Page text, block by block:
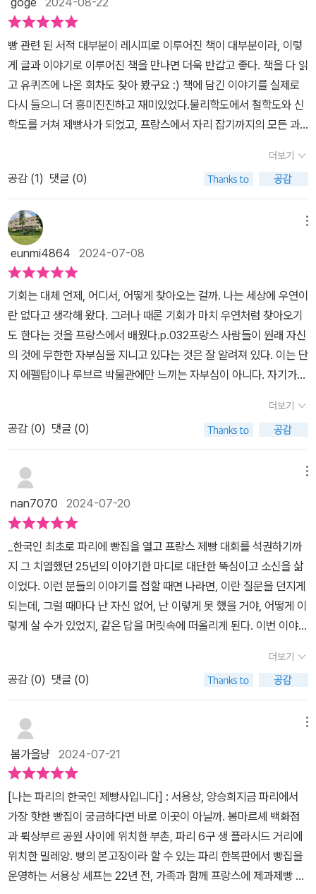
프랑스 제빵 제과의 변두리가 아니라 중심에 선 '밀레앙'을 만들어낸
부부의 이야기를 만날 수 있는 매력적인 책이다. TV예능프로〈유 퀴
즈 온 더 블럭〉에서 들려주지 못했던 그들의 이야기를 만날 수 있는
향긋한 플랑을 담고 있는 《나는 파리의 한국인 제빵사입니다》를 만나
보길 바란다. '남해의봄날로부터 도서를 제공받았습니다.'
장에 써있다. 빵을 나누고 싶다는 마음이었다. 나도 생각했던 그 나눔
의 마음이다. 사람은 나눔으로써 자신을 증명하는 것이 아닐까.
빵 관련 된 서적 대부분이 레시피로 이루어진 책이 대부분이라, 이렇
게 글과 이야기로 이루어진 책을 만나면 더욱 반갑고 좋다. 책을 다 읽
고 유퀴즈에 나온 회차도 찾아 봤구요 :) 책에 담긴 이야기를 실제로
다시 들으니 더 흥미진진하고 재미있었다.물리학도에서 철학도와 신
학도를 거쳐 제빵사가 되었고, 프랑스에서 자리 잡기까지의 모든 과
용상 불랑제. 파리 전통 바게트 대회 8위에 이어, 한국인 최초로 프랑
스 최고의 플랑 콩쿠르 1위까지! 나는 집에서 취미로 빵을 만들고 있
는 사람이기에, 재료 준비부터 반죽, 발효, 성형, 굽기까지 많은 시간
과 정성이 들어간다는 걸 잘 알고있다. 집에서 한 종류의 빵을 만들기
만 해도 반나절이 후다닥 지나가는데.. 직업이 되고 일이되면 비교 불
가 몇 배로 많은 시간과 노동이 들어갈 수 밖에 없다. 서용상 불랑제도
맛있는 빵을 굽기 위해 매일 새벽 3시에 집에서 나와 일터로 간다고.
/ 186p.빵으로 완성되기 전 불랑제와 반죽이 마주하는 시간이다. 같
은 반죽에서 분리해 둥글리기를 하고 휴지의 시간을 주었지만 각 반
죽 덩어리는 제각각의 모양으로 성형된다. 아무리 숙련된 손으로 작
업해도 동일한 모양이 나오진 않는다. 마치 각각의 개성을 담고 있는
것처럼 보인다. 성형이 끝나면 굽기 전 다시 가스가 발생하고 적당한
양을 간직해 원하는 만큼 부풀면 오븐에 굽는 과정을 거친다. 각각의
빵은 색깔과 부피, 터진 모양도 제각각으로 구워져 오븐을 빠져나온
상호 작용한다는 것을 알 수 있다./이 책을 읽으며 가장 와닿았던 부
분. 같은 빵을 여러번 만들어봐도 똑같은 모양이 나온적이 단 한 번도
없다. 처음에는 빵이 나를 약올리는건가 싶었지만.. 이제는 그 의미를
잘 안다!! 그래서 더 매력있고 자꾸 빠지게되는 빵 만들기..🤍🤍그동
안 프랑스 파리에 가보고 싶다는 생각은 안해봤는데, 요즘 부쩍 프랑
스 파리에 가보고 싶다는 생각이 든다. 에펠탑도 아니오.. 오로지 빵
투어를 위해서 🥐🤍 그 언젠가 밀레앙도 꼭 가봐야지!!
더보기
공감 (1) 댓글 (0)
eunmi4864 2024-07-08
기회는 대체 언제, 어디서, 어떻게 찾아오는 걸까. 나는 세상에 우연이
란 없다고 생각해 왔다. 그러나 때론 기회가 마치 우연처럼 찾아오기
도 한다는 것을 프랑스에서 배웠다.p.032프랑스 사람들이 원래 자신
의 것에 무한한 자부심을 지니고 있다는 것은 잘 알려져 있다. 이는 단
지 에펠탑이나 루브르 박물관에만 느끼는 자부심이 아니다. 자기가
있다면 바로 그 빵집이 파리 최고의 빵집이다. 그러다 보니 파리에는
최고의 빵집밖에 없다. 저마다 자기만의 최고의 빵집, 최고의 레스토
랑, 최고의 미용실, 최고의 치즈 가게, 최고의 정육점이 존재한다. 정
말이지 엄청난 자부심이 아닐 수 없다.p.070'엄마, 아빠를 보고 자란
그러니까 우리도 성실하게 살 수밖에 없어 . 열심히 사는 부모님이 자
랑스럽기도 해. 그래도 난 엄마, 아빠가 각자의 행복을 더 챙겼으면 좋
겠어. 내가 행복해야 주변도 행복한 거 잖아?'p.139가끔은 특별한 이
유 없이 그 시간에 움직여야 한다는 것이 복잡한 감정을 이끌어 내기
도 한다. 외로움이나 소외 또는 그 비슷한 어떤 것. 아침이나 퇴근 시
간에 사람으로 가득한 버스나 지하철이 같은방향으로 움직이는 느낌
이라면 새벽의 야간 버스는 방향이 다른,외지에서 온 차량 같다. 텅 빈
파리 한복판을 달리지만 바퀴가 땅에 닿지 않고 떠 가는 듯한 기분이
다. 매일 이렇게 같은 시공간을 잠시 나누어쓰지만 나는 또 다른 이방
그당시 나에게 주어진 선택권에서 그나마 스스로 낫다고 생각하는 방
향을 선택해 지금까지 나름 행복하게 살고 있는 중이다.그래서 그런
지 뭔가 꿈이 있고 원하는 걸 이루기위해 최선을 다해 노력하고..시련
이 있어도 어떻게든 극복하고 묵묵히 이겨내는 사람들을 보면 너무
대단하다는 생각을 안 할수가 없다. 그 성취감이 과연 얼마나 대단할
까?그래서 한가지를 묵묵히 꾸준히 해내시는 장인들에게는 존경심이
자연스레 생길수밖에 없는듯하다.자신이 태어난 나라에서 꿈을 이루
는것도 보통일이 아닐건데..그 먼 프랑스에 가셔서..더군다나 같은 아
더보기
공감 (0) 댓글 (0)
nan7070 2024-07-20
_한국인 최초로 파리에 빵집을 열고 프랑스 제빵 대회를 석권하기까
지 그 치열했던 25년의 이야기한 마디로 대단한 뚝심이고 소신을 삶
이었다. 이런 분들의 이야기를 접할 때면 나라면, 이란 질문을 던지게
되는데, 그럴 때마다 난 자신 없어, 난 이렇게 못 했을 거야, 어떻게 이
렇게 살 수가 있었지, 같은 답을 머릿속에 떠올리게 된다. 이번 이야기
을 만들어나가는 것이 얼마나 외롭고 어려운 일이었을 지, 이 책을 내
용만으로도 충분히 짐작이 갔다. 그리고 존경스러웠다.우선, 자신이
하겠다고 결정한 일에 끝까지 포기하지 않고, 그 일 하나만을 생각하
며 나아갔다는 점이 그랬다. 우여곡절도 많았고 타국에서 이방인으로
서 겪어야했던 불합리하고 어려운 일도 많았다. 그럼에도 빵에 대한
소신을 잃지 않았다는 것이다. 어쩌면 이 길의 험난함으로 다시 귀국
의 방법을 선택할 수도 있었을텐데 그러지 않았다는 게 인상적이었
다. 타국에 머물렀던 순간이 있었고, 그 순간들에서 조금 더 지치고 힘
든 상황에 놓였을 때 귀국은 좋은 도피처가 되었던 기억이 있다. 내가
돌아갈 곳이 있고 그곳에서는 이 모든 문제가 사라질 수 있을 거라는
막연한 안정감이 들었기 때문이다. 어쩌면 이런 마음을 수차례 떨쳐
내고 자신의 길을 묵묵히 가고자 마음먹었던 것이지 않을까.그리고,
더보기
공감 (0) 댓글 (0)
봄가을냥 2024-07-21
[나는 파리의 한국인 제빵사입니다] : 서용상, 양승희지금 파리에서
가장 핫한 빵집이 궁금하다면 바로 이곳이 아닐까. 봉마르셰 백화점
과 뤽상부르 공원 사이에 위치한 부촌, 파리 6구 생 플라시드 거리에
위치한 밀레앙. 빵의 본고장이라 할 수 있는 파리 한복판에서 빵집을
운영하는 서용상 셰프는 22년 전, 가족과 함께 프랑스에 제과제빵 유